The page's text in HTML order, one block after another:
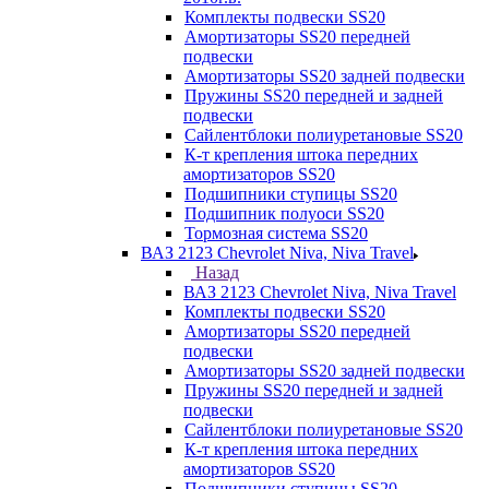
Комплекты подвески SS20
Амортизаторы SS20 передней
подвески
Амортизаторы SS20 задней подвески
Пружины SS20 передней и задней
подвески
Сайлентблоки полиуретановые SS20
К-т крепления штока передних
амортизаторов SS20
Подшипники ступицы SS20
Подшипник полуоси SS20
Тормозная система SS20
ВАЗ 2123 Chevrolet Niva, Niva Travel
Назад
ВАЗ 2123 Chevrolet Niva, Niva Travel
Комплекты подвески SS20
Амортизаторы SS20 передней
подвески
Амортизаторы SS20 задней подвески
Пружины SS20 передней и задней
подвески
Сайлентблоки полиуретановые SS20
К-т крепления штока передних
амортизаторов SS20